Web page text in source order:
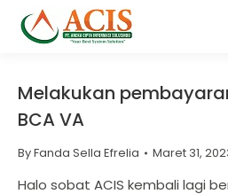
Melakukan
BCA VA
ByFanda Sella Efrelia Maret 31,
Halo sobat ACIS kembali lagi